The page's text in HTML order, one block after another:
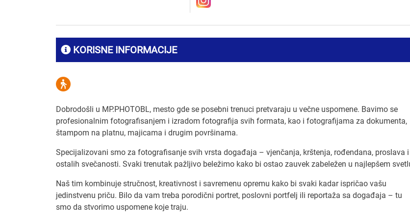
KORISNE INFORMACIJE
Dobrodošli u MP.PHOTOBL, mesto gde se posebni trenuci pretvaraju u večne uspomene. Bavimo se
profesionalnim fotografisanjem i izradom fotografija svih formata, kao i fotografijama za dokumenta,
štampom na platnu, majicama i drugim površinama.
Specijalizovani smo za fotografisanje svih vrsta događaja – vjenčanja, krštenja, rođendana, proslava i
ostalih svečanosti. Svaki trenutak pažljivo beležimo kako bi ostao zauvek zabeležen u najlepšem
Naš tim kombinuje stručnost, kreativnost i savremenu opremu kako bi svaki kadar ispričao vašu
jedinstvenu priču. Bilo da vam treba porodični portret, poslovni portfelj ili reportaža sa događaja – tu
smo da stvorimo uspomene koje traju.